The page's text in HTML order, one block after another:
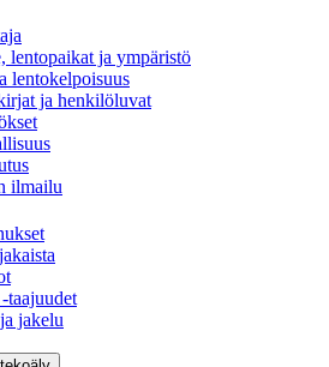
lentopaikat ja ympäristö
lentokelpoisuus
ja henkilöluvat
ilmailu
taajuudet
jakelu